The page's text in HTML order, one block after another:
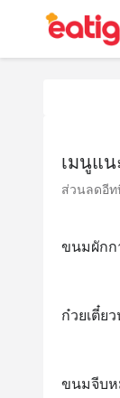
เมนูแ
ส่วนลดอีท
ขนมผักก
ก๋วยเตี๋ย
ขนมจีบห